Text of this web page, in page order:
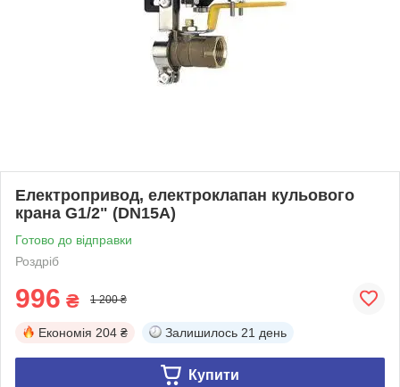
Електропривод, електроклапан кульового
крана G1/2" (DN15A)
Готово до відправки
Роздріб
996 ₴ 1 200 ₴
Економія 204 ₴ Залишилось 21 день
Купити